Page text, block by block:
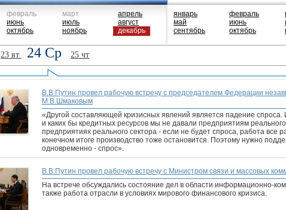
февраль
июнь
октябрь
март
июль
ноябрь
апрель
август
декабрь
январь
май
сентябрь
февраль
июнь
октябрь
23 вт 24 Ср 25 чт
В.В.Путин провел рабочую встречу с председателем Федерации
М.В.Шмаковым
«Другой составляющей кризисных явлений является падение спроса.
и каких бы кредитных ресурсов мы не давали предприятиям
предприятиях реального сектора - если не будет спроса, работа все
конечном итоге производство тоже остановится. Поэтому нужно
одновременно - спрос».
В.В.Путин провел рабочую встречу с Министром связи и массовых
На встрече обсуждались состояние дел в области информационно-
также работа отрасли в условиях мирового финансового кризиса.